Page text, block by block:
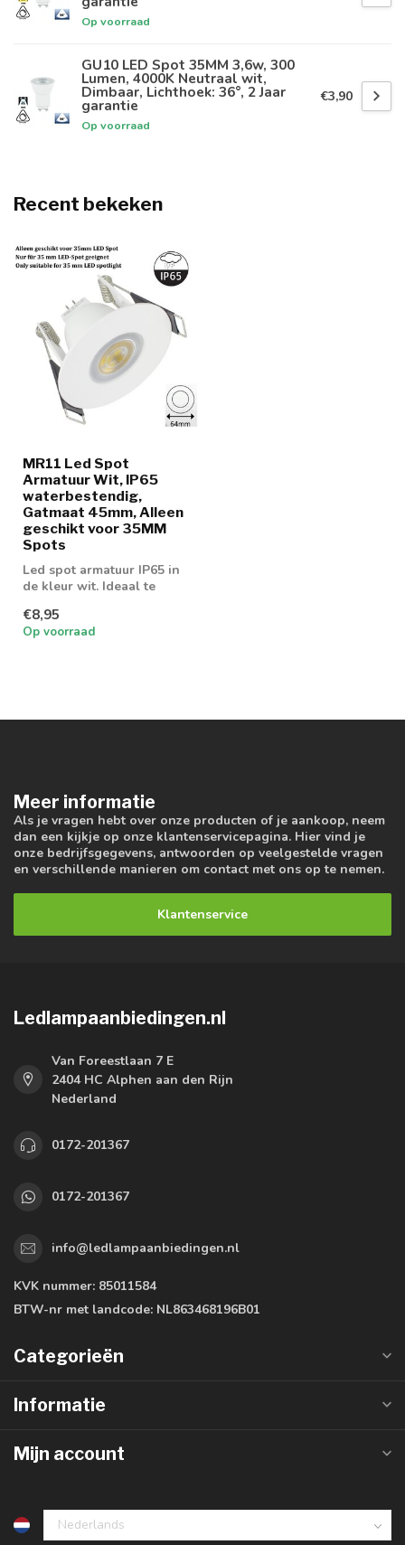
Op voorraad
GU10 LED Spot 35MM 3,6w, 300
Lumen, 4000K Neutraal wit,
Dimbaar, Lichthoek: 36°, 2 Jaar
garantie
Op voorraad
€3,90
Recent bekeken
MR11 Led Spot
Armatuur Wit, IP65
waterbestendig,
Gatmaat 45mm, Alleen
geschikt voor 35MM
Spots
Led spot armatuur IP65 in
de kleur wit. Ideaal te
MR16 led...
€8,95
Op voorraad
Meer informatie
Als je vragen hebt over onze producten of je aankoop, neem
dan een kijkje op onze klantenservicepagina. Hier vind je
onze bedrijfsgegevens, antwoorden op veelgestelde vragen
en verschillende manieren om contact met ons op te nemen.
Klantenservice
Ledlampaanbiedingen.nl
Van Foreestlaan 7 E
2404 HC Alphen aan den Rijn
Nederland
0172-201367
0172-201367
info@ledlampaanbiedingen.nl
KVK nummer: 85011584
BTW-nr met landcode: NL863468196B01
Categorieën
Informatie
Mijn account